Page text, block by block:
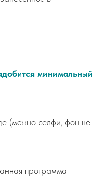
минимальный
(можно селфи, фон не
программа